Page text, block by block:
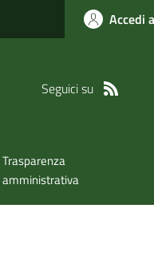
Accedi
Seguici su
Trasparenza
amministrativa